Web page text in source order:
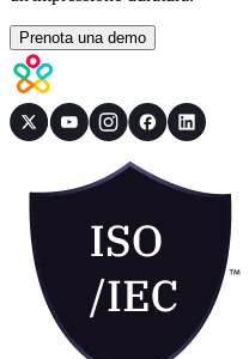
Prenota una demo